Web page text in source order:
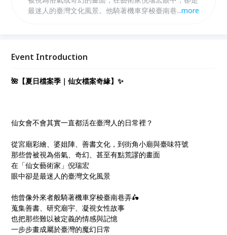
最迷人的臺灣文化風景。他騎著機車穿梭臺南巷弄，蒐
國家檔案裡的仙女、民俗與時代痕跡，重新發現那些沒
...more
Event Introduction
🌺【夏日檔案季｜仙女檔案奇緣】✨
仙女會不會其實一直都活在臺灣人的日常裡？
從宮廟彩繪、婆姐陣、善書文化，到街角小廟與臺味符號
那些曾被視為俗氣、奇幻、甚至有點荒謬的畫面
在「仙女藝術家」倪瑞宏
眼中卻是最迷人的臺灣文化風景
他曾像外來者般騎著機車穿梭臺南巷弄🛵
蒐集善書、研究廟宇、凝視女性故事
也把那些難以被定義的情感與記憶
一步步畫成屬於臺灣的魔幻日常